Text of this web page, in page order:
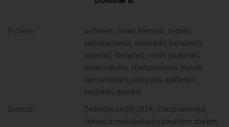
Profese:
architekti, tesaři, klempíři, zedníci,
sádrokartonáři, elektrikáři, instalatéři,
topenáři, obkladači, malíři, podlaháři,
ostatní služby, stavbyvedoucí, plynaři,
demontážníci, pokrývači, zakladači,
fasádníci, dlaždiči
Živnosti:
Zednictví od 04/2019 , Zastavárenská
činnost a maloobchod s použitým zbožím